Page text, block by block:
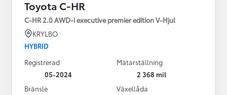
Toyota C-HR
C-HR 2.0 AWD-i executive premier edition V-Hjul
KRYLBO
HYBRID
Registrerad
05-2024
Mätarställning
2 368 mil
Bränsle
Växellåda